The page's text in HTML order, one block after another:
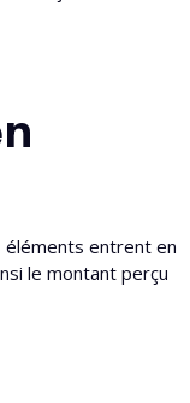
éléments entrent en
le montant perçu